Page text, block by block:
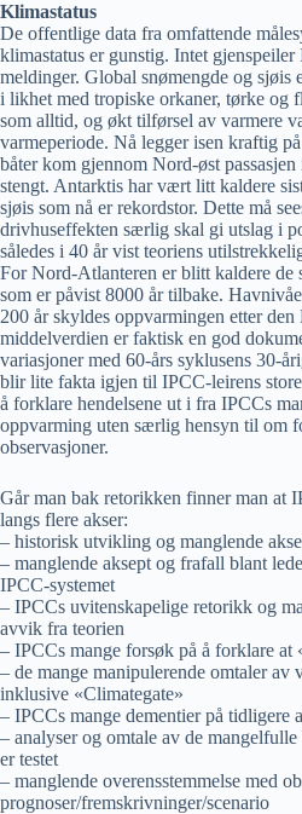
Klimastatus
De offentlige data fra omfattende
klimastatus er gunstig. Intet
meldinger. Global snømengde og sjøis
i likhet med tropiske orkaner, tørke og
som alltid, og økt tilførsel av varmere
varmeperiode. Nå legger isen kraftig
båter kom gjennom Nord-øst
stengt. Antarktis har vært litt kaldere
sjøis som nå er rekordstor. Dette må
drivhuseffekten særlig skal gi utslag i
således i 40 år vist teoriens
For Nord-Atlanteren er blitt kaldere de
som er påvist 8000 år tilbake.
200 år skyldes oppvarmingen etter
middelverdien er faktisk en god
variasjoner med 60-års syklusens 30-
blir lite fakta igjen til IPCC-leirens
å forklare hendelsene ut i fra IPCCs
oppvarming uten særlig hensyn til om
observasjoner.
Går man bak retorikken finner man at
langs flere akser:
– historisk utvikling og manglende
– manglende aksept og frafall blant
IPCC-systemet
– IPCCs uvitenskapelige retorikk og
avvik fra teorien
– IPCCs mange forsøk på å forklare at
– de mange manipulerende omtaler
inklusive «Climategate»
– IPCCs mange dementier på tidligere
– analyser og omtale av de
er testet
– manglende overensstemmelse med
prognoser/fremskrivninger/scenario